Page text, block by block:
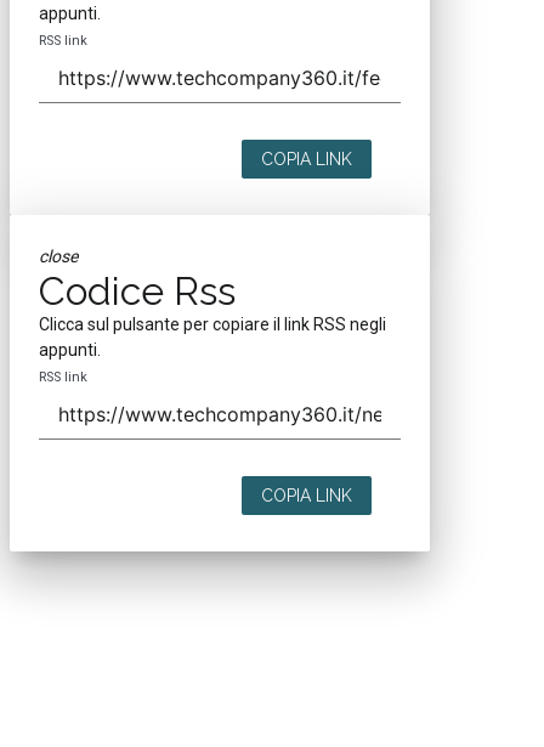
appunti.
RSS link
COPIA LINK
close
Codice Rss
Clicca sul pulsante per copiare il link RSS negli
appunti.
RSS link
COPIA LINK